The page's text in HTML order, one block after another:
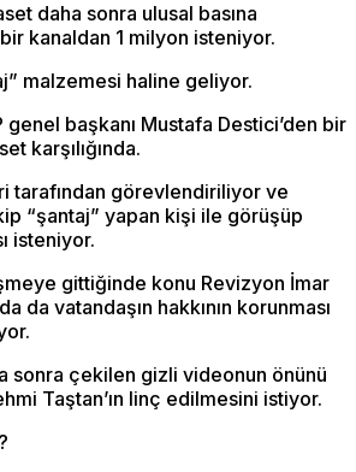
daha sonra ulusal basına
kanaldan 1 milyon isteniyor.
malzemesi haline geliyor.
başkanı Mustafa Destici’den bir
karşılığında.
tarafından görevlendiriliyor ve
“şantaj” yapan kişi ile görüşüp
isteniyor.
gittiğinde konu Revizyon İmar
da vatandaşın hakkının korunması
sonra çekilen gizli videonun önünü
Taştan’ın linç edilmesini istiyor.